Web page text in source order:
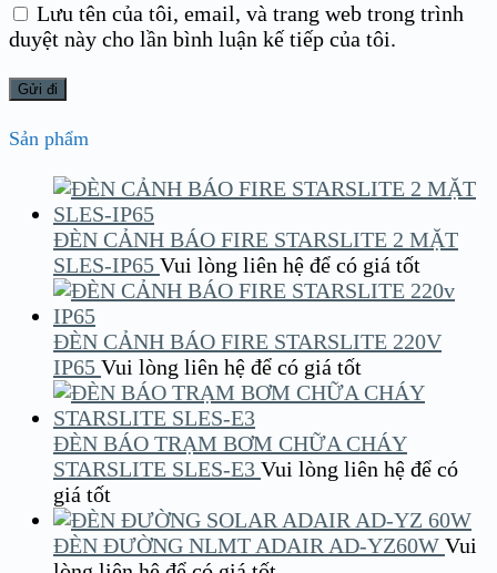
Lưu tên của tôi, email, và trang web trong trình
duyệt này cho lần bình luận kế tiếp của tôi.
Sản phẩm
ĐÈN CẢNH BÁO FIRE STARSLITE 2 MẶT
SLES-IP65 Vui lòng liên hệ để có giá tốt
ĐÈN CẢNH BÁO FIRE STARSLITE 220V
IP65 Vui lòng liên hệ để có giá tốt
ĐÈN BÁO TRẠM BƠM CHỮA CHÁY
STARSLITE SLES-E3 Vui lòng liên hệ để có
giá tốt
ĐÈN ĐƯỜNG NLMT ADAIR AD-YZ60W Vui